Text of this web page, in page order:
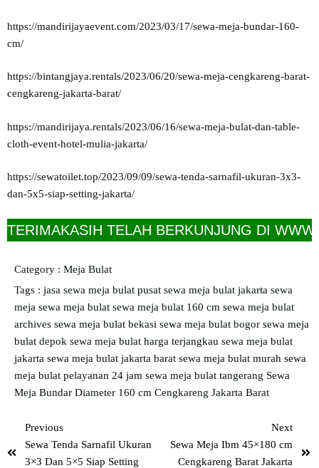
https://mandirijayaevent.com/2023/03/17/sewa-meja-bundar-160-
cm/
https://bintangjaya.rentals/2023/06/20/sewa-meja-cengkareng-barat-
cengkareng-jakarta-barat/
https://mandirijaya.rentals/2023/06/16/sewa-meja-bulat-dan-table-
cloth-event-hotel-mulia-jakarta/
https://sewatoilet.top/2023/09/09/sewa-tenda-sarnafil-ukuran-3x3-
dan-5x5-siap-setting-jakarta/
TELAH BERKUNJUNG DI
Category : Meja Bulat
Tags : jasa sewa meja bulat pusat sewa meja bulat jakarta sewa
meja sewa meja bulat sewa meja bulat 160 cm sewa meja bulat
archives sewa meja bulat bekasi sewa meja bulat bogor sewa meja
bulat depok sewa meja bulat harga terjangkau sewa meja bulat
jakarta sewa meja bulat jakarta barat sewa meja bulat murah sewa
meja bulat pelayanan 24 jam sewa meja bulat tangerang Sewa
Meja Bundar Diameter 160 cm Cengkareng Jakarta Barat
Previous
Sewa Tenda Sarnafil Ukuran
3×3 Dan 5×5 Siap Setting
Next
Sewa Meja Ibm 45×180 cm
Cengkareng Barat Jakarta